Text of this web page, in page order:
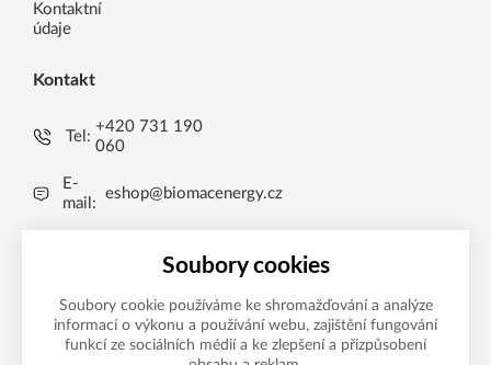
Kontaktní
údaje
Kontakt
Tel:
+420 731 190
060
E-
mail:
eshop@biomacenergy.cz
Možnosti platby
Soubory cookies
Soubory cookie používáme ke shromažďování a analýze
informací o výkonu a používání webu, zajištění fungování
funkcí ze sociálních médií a ke zlepšení a přizpůsobení